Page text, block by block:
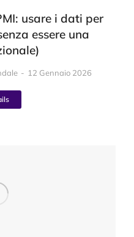
usare i dati per
essere una
12 Gennaio 2026